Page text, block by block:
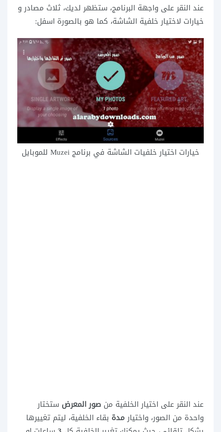
عند النقر على واجهة البرنامج، ستظهر لديك، ثلاث مصادر و
خيارات لاختيار خلفية الشاشة، كما هو بالصورة اسفل:
خيارات اختيار خلفيات الشاشة في برنامج Muzei للموبايل
عند النقر على اختيار الخلفية من صور المعرض ستختار
واحدة من الصور، واختيارمدة بقاء الخلفية، ليتم تغييرها